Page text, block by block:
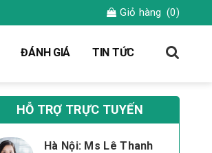
Giỏ hàng (0)
ĐÁNH GIÁ TIN TỨC
HỖ TRỢ TRỰC TUYẾN
Hà Nội: Ms Lê Thanh